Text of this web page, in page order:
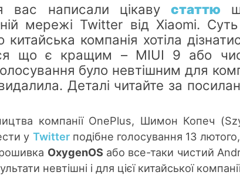
написали цікаву статтю
мережі Twitter від Xiaomi. Суть
компанія хотіла
що є кращим – MIUI 9 або
було невтішним для
Деталі читайте за
компанії OnePlus, Шимон Копеч
у Twitterподібне голосування 13
OxygenOS або все-таки чистий
невтішні і для цієї китайської